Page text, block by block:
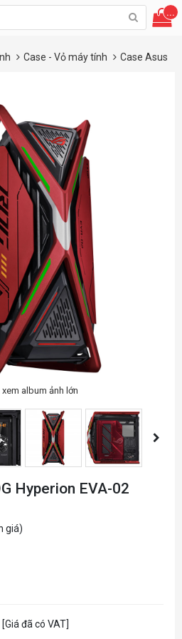
...
Case - Vỏ máy tính Case Asus
album ảnh lớn
Hyperion EVA-02
giá)
[Giá đã có VAT]